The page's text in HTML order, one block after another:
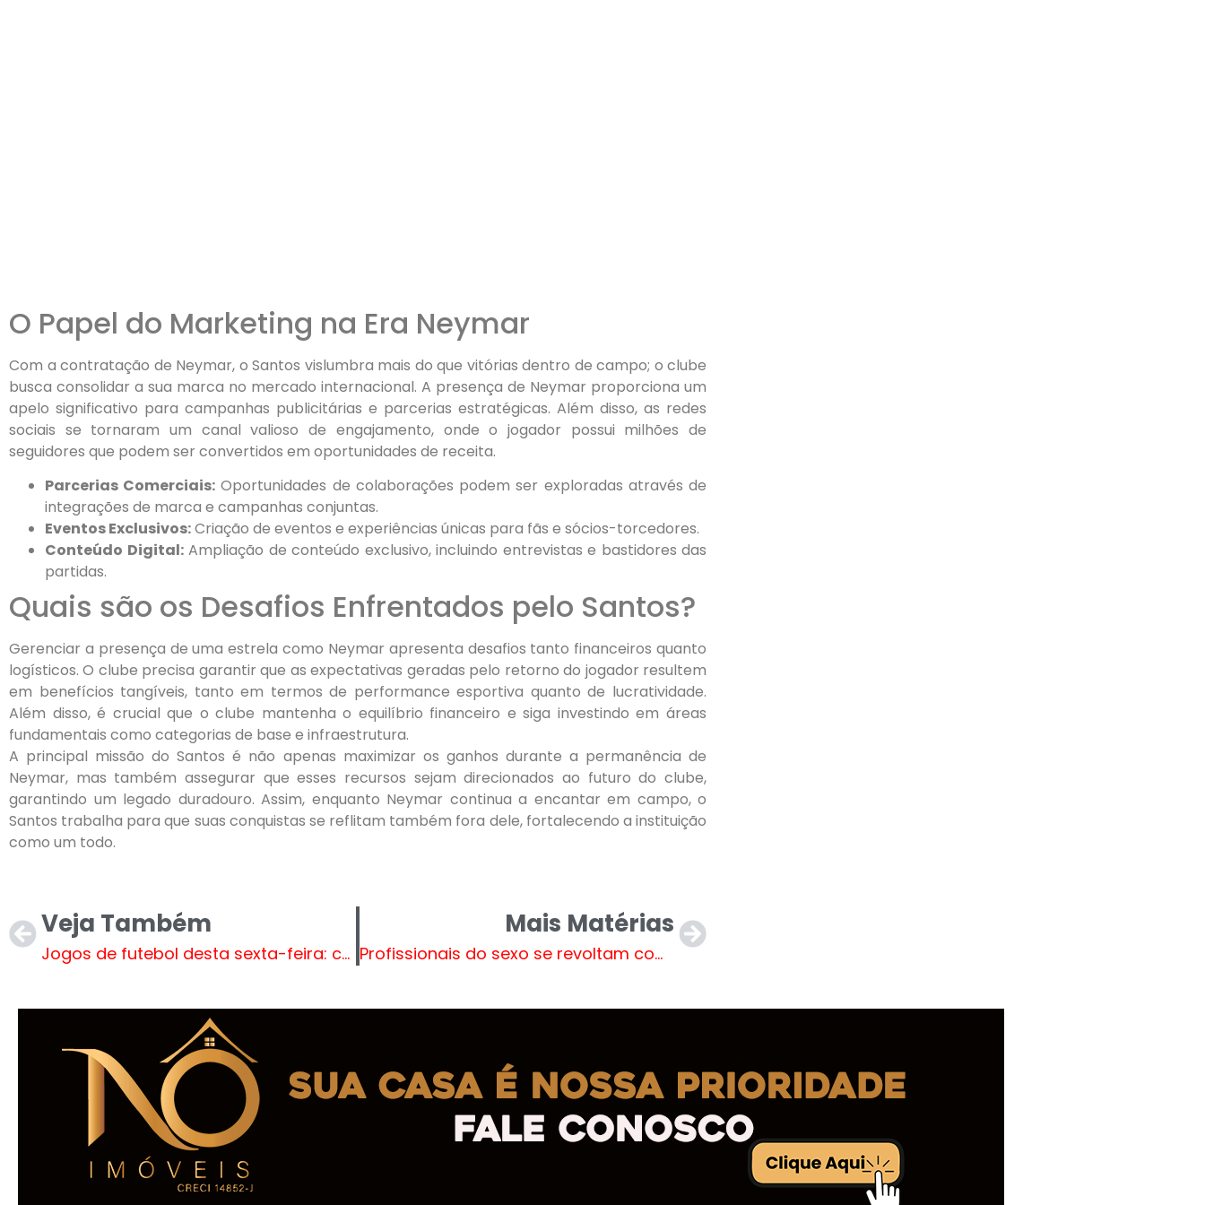
O Papel do Marketing na Era Neymar
Com a contratação de Neymar, o Santos vislumbra mais do que vitórias dentro de campo; o clube
busca consolidar a sua marca no mercado internacional. A presença de Neymar proporciona um
apelo significativo para campanhas publicitárias e parcerias estratégicas. Além disso, as redes
sociais se tornaram um canal valioso de engajamento, onde o jogador possui milhões de
seguidores que podem ser convertidos em oportunidades de receita.
Parcerias Comerciais: Oportunidades de colaborações podem ser exploradas através de
integrações de marca e campanhas conjuntas.
Eventos Exclusivos:Criação de eventos e experiências únicas para fãs e sócios-torcedores.
Conteúdo Digital:Ampliação de conteúdo exclusivo, incluindo entrevistas e bastidores das
partidas.
Quais são os Desafios Enfrentados pelo Santos?
Gerenciar a presença de uma estrela como Neymar apresenta desafios tanto financeiros quanto
logísticos. O clube precisa garantir que as expectativas geradas pelo retorno do jogador resultem
em benefícios tangíveis, tanto em termos de performance esportiva quanto de lucratividade.
Além disso, é crucial que o clube mantenha o equilíbrio financeiro e siga investindo em áreas
fundamentais como categorias de base e infraestrutura.
A principal missão do Santos é não apenas maximizar os ganhos durante a permanência de
Neymar, mas também assegurar que esses recursos sejam direcionados ao futuro do clube,
garantindo um legado duradouro. Assim, enquanto Neymar continua a encantar em campo, o
Santos trabalha para que suas conquistas se reflitam também fora dele, fortalecendo a instituição
como um todo.
Veja Também
Jogos de futebol desta sexta-feira: confira as partidas do Paulistão e LaLiga
Mais Matérias
Profissionais do sexo se revoltam com falta de pagamento em boate de Ribas do Rio Pardo